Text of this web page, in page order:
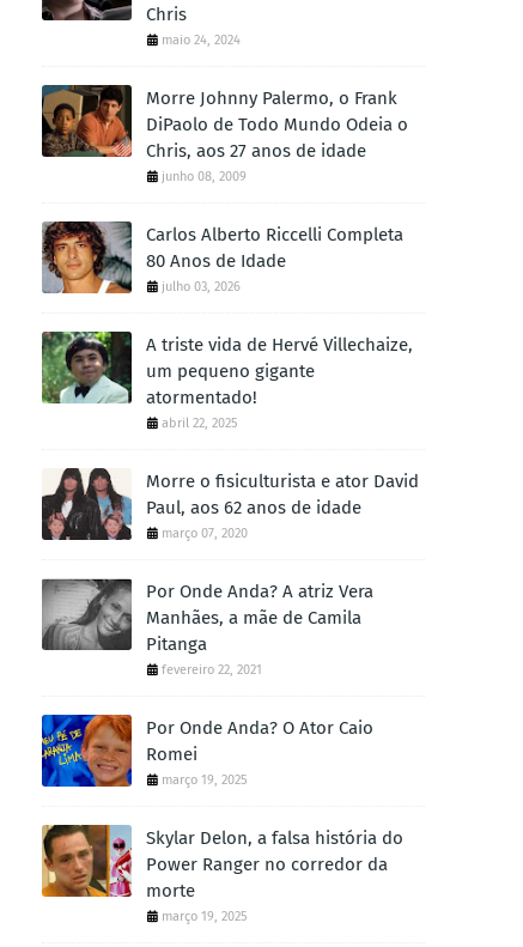
Chris
maio 24, 2024
Morre Johnny Palermo, o Frank
DiPaolo de Todo Mundo Odeia o
Chris, aos 27 anos de idade
junho 08, 2009
Carlos Alberto Riccelli Completa
80 Anos de Idade
julho 03, 2026
A triste vida de Hervé Villechaize,
um pequeno gigante
atormentado!
abril 22, 2025
Morre o fisiculturista e ator David
Paul, aos 62 anos de idade
março 07, 2020
Por Onde Anda? A atriz Vera
Manhães, a mãe de Camila
Pitanga
fevereiro 22, 2021
Por Onde Anda? O Ator Caio
Romei
março 19, 2025
Skylar Delon, a falsa história do
Power Ranger no corredor da
morte
março 19, 2025